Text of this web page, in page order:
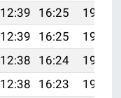
12:39 16:25
19:31
12:39 16:25
19:30
12:38 16:24
19:28
12:38 16:23
19:27